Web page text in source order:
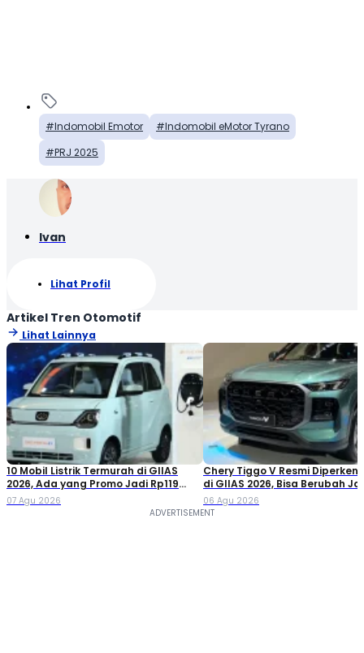
Indomobil Emotor
Indomobil eMotor Tyrano
PRJ 2025
Ivan
Lihat Profil
Artikel Tren Otomotif
Lihat Lainnya
10 Mobil Listrik Termurah di GIIAS
2026, Ada yang Promo Jadi Rp119
Jutaan!
07 Agu 2026
Chery Tiggo V Resmi
di GIIAS 2026, Bisa Berubah
Double Cabin
06 Agu 2026